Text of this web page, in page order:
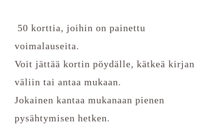
50 korttia, joihin on painettu
voimalauseita.
Voit jättää kortin pöydälle, kätkeä kirjan
väliin tai antaa mukaan.
Jokainen kantaa mukanaan pienen
pysähtymisen hetken.